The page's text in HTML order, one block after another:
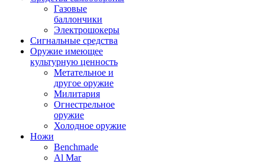
Газовые
баллончики
Электрошокеры
Сигнальные средства
Оружие имеющее
культурную ценность
Метательное и
другое оружие
Милитария
Огнестрельное
оружие
Холодное оружие
Ножи
Benchmade
Al Mar